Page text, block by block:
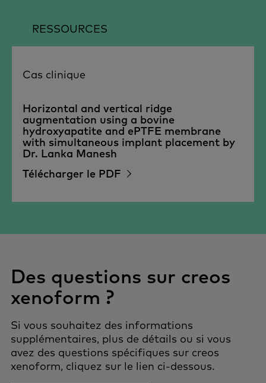
RESSOURCES
Cas clinique
Horizontal and vertical ridge
augmentation using a bovine
hydroxyapatite and ePTFE membrane
with simultaneous implant placement by
Dr. Lanka Manesh
Télécharger le PDF
Des questions sur creos
xenoform ?
Si vous souhaitez des informations
supplémentaires, plus de détails ou si vous
avez des questions spécifiques sur creos
xenoform, cliquez sur le lien ci-dessous.